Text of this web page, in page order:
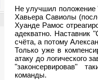
Не улучшил положение
Хавьера Савиолы
Хуанде Рамос
адекватно. Наставник
счёта, а потому
Только уже в
атаку до логического
"законсервировав"
команды.